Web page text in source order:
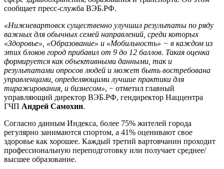
сообщает пресс-служба ВЭБ.РФ.
«Нижневартовск существенно улучшил результаты по ряду
важных для обычных семей направлений, среди которых
«Здоровье», «Образование» и «Мобильность» − в каждом из
этих блоков город прибавил от 9 до 12 баллов. Такая оценка
формируется как объективными данными, так и
результатами опросов людей и может быть востребована
управленцами, определяющими лучшие практики для
тиражирования, и бизнесом», − отметил главный
управляющий директор ВЭБ.РФ, гендиректор Наццентра
ГЧП Андрей Самохин.
Согласно данным Индекса, более 75% жителей города
регулярно занимаются спортом, а 41% оценивают свое
здоровье как хорошее. Каждый третий вартовчанин проходит
профессиональную переподготовку или получает среднее/
высшее образование.